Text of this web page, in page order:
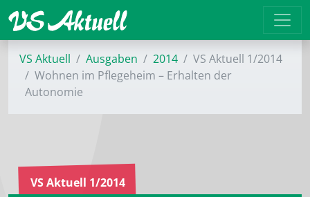
VS Aktuell Ausgaben 2014
VS Aktuell 1/2014
Wohnen im Pflegeheim – Erhalten der
Autonomie
VS Aktuell 1/2014